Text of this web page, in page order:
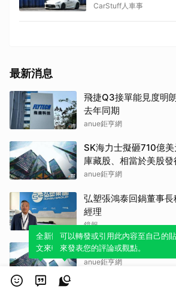
CarStuff人車事
最新消息
飛捷Q3接單能見度明
去年同期
anue鉅亨網
SK海力士擬砸710億
庫藏股、相當於美股發
anue鉅亨網
弘塑張鴻泰回鍋董事
經理
鏡報
盤中速報 - Hashflow
anue鉅亨網
全新體驗！一鍵引用此內容，透過發布貼
文來輕鬆表達個人立場。
可以轉發或引用此內容至自己的貼
來發表您的評論或觀點。